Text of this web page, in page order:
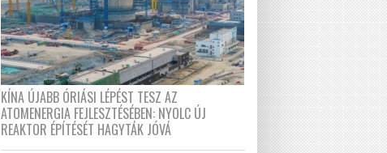
KÍNA ÚJABB ÓRIÁSI LÉPÉST TESZ AZ
ATOMENERGIA FEJLESZTÉSÉBEN: NYOLC ÚJ
REAKTOR ÉPÍTÉSÉT HAGYTÁK JÓVÁ